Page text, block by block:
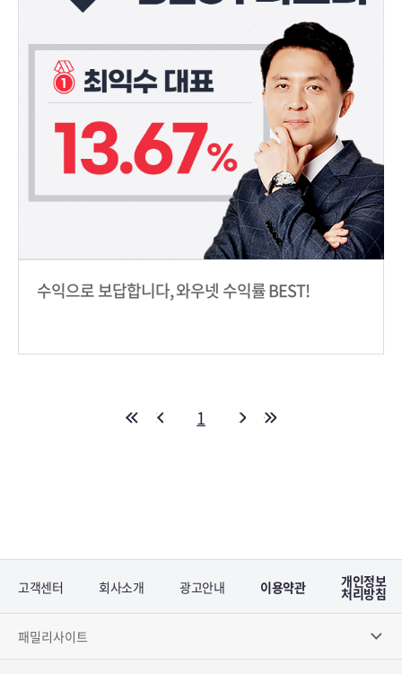
수익으로 보답합니다, 와우넷 수익률 BEST!
1
고객센터 회사소개 광고안내 이용약관 개인정보
처리방침
패밀리사이트